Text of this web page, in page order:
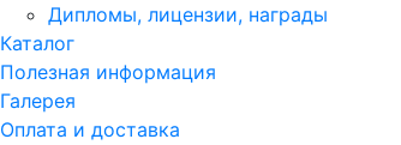
Дипломы, лицензии, награды
Каталог
Полезная информация
Галерея
Оплата и доставка